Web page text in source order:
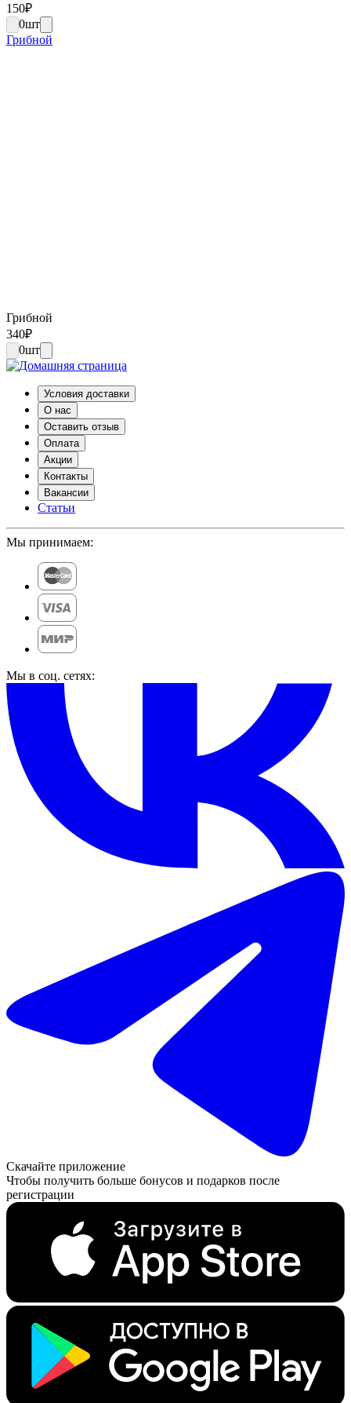
150₽
0шт
Грибной
Грибной
340₽
0шт
Условия доставки
О нас
Оставить отзыв
Оплата
Акции
Контакты
Вакансии
Статьи
Мы принимаем:
Мы в соц. сетях:
Скачайте приложение
Чтобы получить больше бонусов и подарков после
регистрации